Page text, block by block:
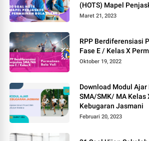
(HOTS) Mapel
Permainan Bola Besar
Maret 21, 2023
RPP Berdiferensiasi
Fase E /
Oktober 19, 2022
Download Modul Ajar
SMA/SMK/ MA Kelas
Kebugaran Jasmani
Februari 20, 2023